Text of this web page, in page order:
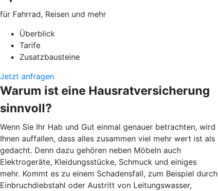
für Fahrrad, Reisen und mehr
Überblick
Tarife
Zusatzbausteine
Jetzt anfragen
Warum ist eine Hausratversicherung
sinnvoll?
Wenn Sie Ihr Hab und Gut einmal genauer betrachten, wird
Ihnen auffallen, dass alles zusammen viel mehr wert ist als
gedacht. Denn dazu gehören neben Möbeln auch
Elektrogeräte, Kleidungsstücke, Schmuck und einiges
mehr. Kommt es zu einem Schadensfall, zum Beispiel durch
Einbruchdiebstahl oder Austritt von Leitungswasser,